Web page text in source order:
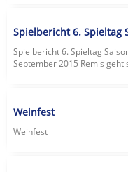
Spielbericht 6. Spieltag
Spielbericht 6. Spieltag
September 2015 Remis geht
Weinfest
Weinfest